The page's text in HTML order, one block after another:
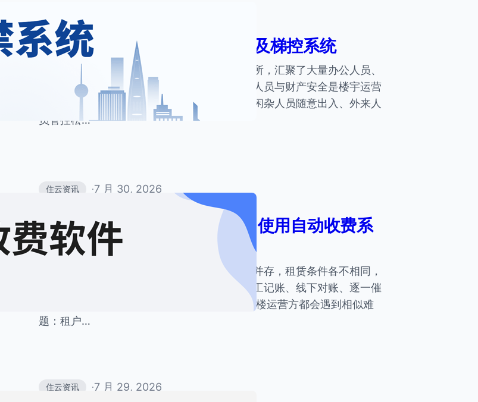
写字楼安全高度依赖门禁系统及梯控系统
现代化写字楼是众多企业办公、经营的核心场所，汇聚了大量办公人员、
精密办公设备、涉密商业资料以及贵重物资，人员与财产安全是楼宇运营
管理的重中之重。当下，多数写字楼普遍存在闲杂人员随意出入、外来人
员管控松…
住云资讯 ·7 月 30, 2026
大型写字楼群收租最便捷方式 使用自动收费系
统
大型写字楼群内入驻企业数量庞大，大小租户并存，租赁条件各不相同，
租金收缴长期是物业运营的一大痛点。依靠人工记账、线下对账、逐一催
收的传统模式，各类麻烦层出不穷。 不少写字楼运营方都会遇到相似难
题：租户…
住云资讯 ·7 月 29, 2026